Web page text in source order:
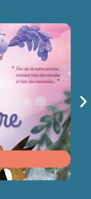
ET TERRE
08